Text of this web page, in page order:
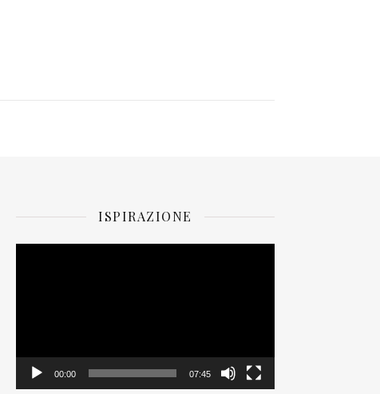
ISPIRAZIONE
00:00 07:45